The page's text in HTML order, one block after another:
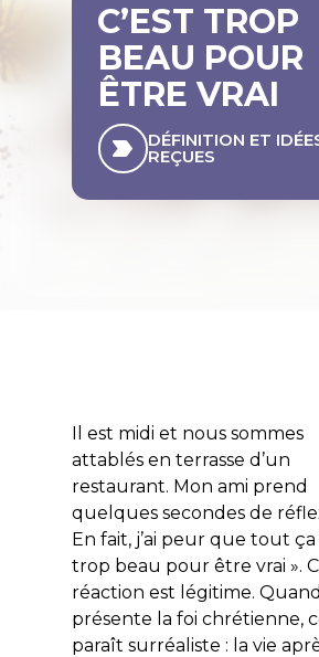
C’EST TROP
BEAU POUR
ÊTRE VRAI
DÉFINITION ET
REÇUES
Il est midi et nous sommes
attablés en terrasse d’un
restaurant. Mon ami prend
quelques secondes de
En fait, j’ai peur que tout ça
trop beau pour être vrai ».
réaction est légitime.
présente la foi chrétienne,
paraît surréaliste : la vie